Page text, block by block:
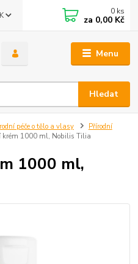
Menu
Hledat
0 ks
za 0,00 Kč
péče o tělo a vlasy
Přírodní
krém 1000 ml, Nobilis Tilia
1000 ml,